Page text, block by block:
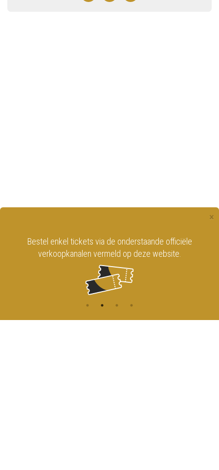
×
Bestel enkel tickets via de onderstaande officiële
verkoopkanalen vermeld op deze website.